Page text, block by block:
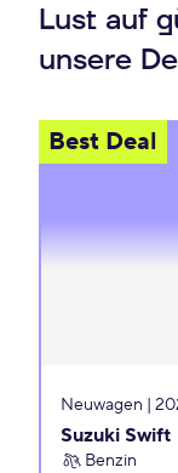
Lust auf
unsere
Best Deal
Neuwagen |
Suzuki Swift
Benzin